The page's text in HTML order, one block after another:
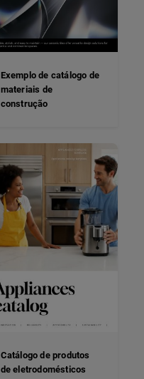
Exemplo de catálogo de
materiais de
construção
Catálogo de produtos
de eletrodomésticos